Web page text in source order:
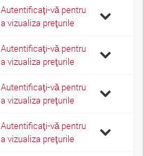
Autentificaţi-vă pentru
a vizualiza preţurile
Autentificaţi-vă pentru
a vizualiza preţurile
Autentificaţi-vă pentru
a vizualiza preţurile
Autentificaţi-vă pentru
a vizualiza preţurile